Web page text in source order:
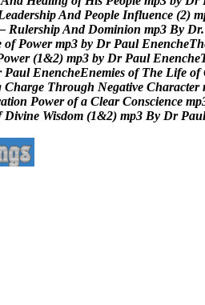
eadershipAnd People Influence (2) m
– RulershipAnd Dominion mp3 By Dr.
of Power mp3 by Dr Paul EnencheTh
ower (1&2) mp3 by Dr Paul Enenche
Paul EnencheEnemies of The Life of
Charge Through Negative Character
ation Power of a Clear Conscience mp
Divine Wisdom (1&2) mp3 By Dr Paul